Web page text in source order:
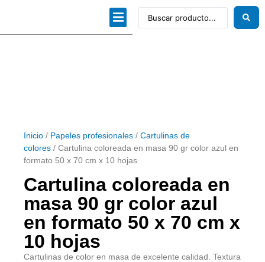
Inicio / Papeles profesionales / Cartulinas de
colores / Cartulina coloreada en masa 90 gr color azul en
formato 50 x 70 cm x 10 hojas
Cartulina coloreada en
masa 90 gr color azul
en formato 50 x 70 cm x
10 hojas
Cartulinas de color en masa de excelente calidad. Textura